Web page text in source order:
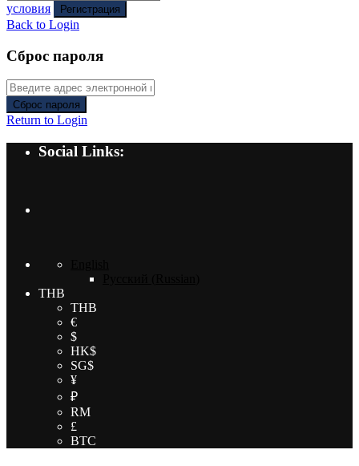
условия
Регистрация
Back to Login
Сброс пароля
Сброс пароля
Return to Login
Social Links:
THB
THB
€
$
HK$
SG$
¥
₽
RM
£
BTC